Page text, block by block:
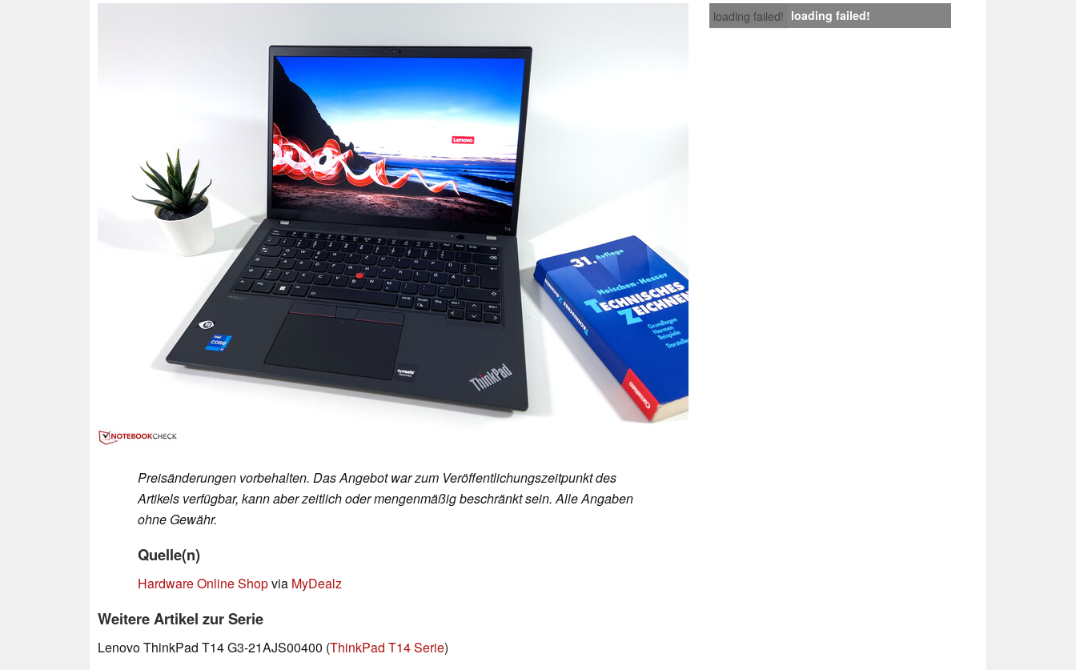
loading failed! loading failed!
Preisänderungen vorbehalten. Das Angebot war zum Veröffentlichungszeitpunkt des
Artikels verfügbar, kann aber zeitlich oder mengenmäßig beschränkt sein. Alle Angaben
ohne Gewähr.
Quelle(n)
Hardware Online Shopvia MyDealz
Weitere Artikel zur Serie
Lenovo ThinkPad T14 G3-21AJS00400 (ThinkPad T14 Serie)